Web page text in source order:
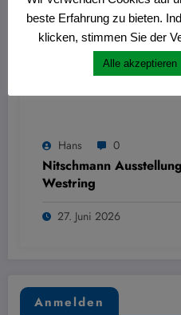
Hans 0
Nitschmann
Westring
27. Juni 2026
Anmelden
beste Erfahrung zu bieten.
klicken, stimmen Sie der
Alle akzeptieren